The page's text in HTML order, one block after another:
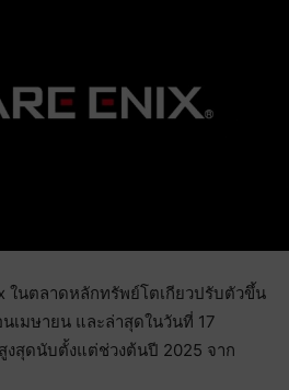
ในตลาดหลักทรัพย์โตเกียวปรับตัวขึ้น
เมษายน และล่าสุดในวันที่ 17
สุดนับตั้งแต่ช่วงต้นปี 2025 จาก